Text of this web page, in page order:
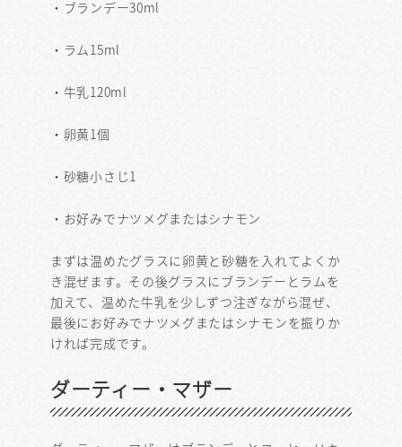
・ブランデー30ml
・ラム15ml
・牛乳120ml
・卵黄1個
・砂糖小さじ1
・お好みでナツメグまたはシナモン
まずは温めたグラスに卵黄と砂糖を入れてよくか
き混ぜます。その後グラスにブランデーとラムを
加えて、温めた牛乳を少しずつ注ぎながら混ぜ、
最後にお好みでナツメグまたはシナモンを振りか
ければ完成です。
ダーティー・マザー